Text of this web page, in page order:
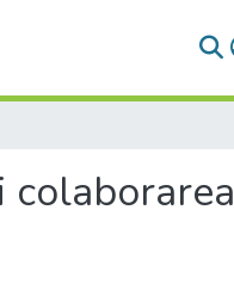
colaborarea